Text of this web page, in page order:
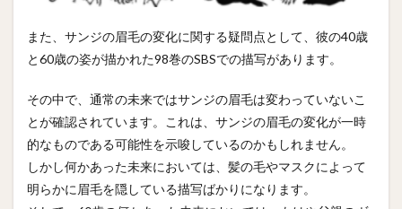
また、サンジの眉毛の変化に関する疑問点として、彼の40歳
と60歳の姿が描かれた98巻のSBSでの描写があります。
その中で、通常の未来ではサンジの眉毛は変わっていないこ
とが確認されています。これは、サンジの眉毛の変化が一時
的なものである可能性を示唆しているのかもしれません。
しかし何かあった未来においては、髪の毛やマスクによって
明らかに眉毛を隠している描写ばかりになります。